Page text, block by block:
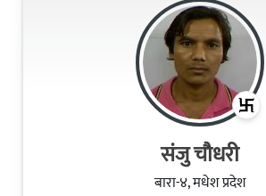
संजु चौधरी
बारा-४, मधेश प्रदेश